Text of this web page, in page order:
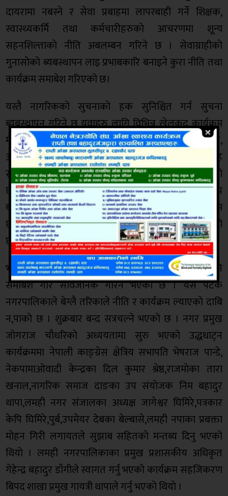
दायरामा नबस्ने र सेवा प्रबाहमा लापरबाही गर्ने शिक्षक,
स्वास्थ्यकर्मि तथा कर्मचारीहरुकाे आचरणमा शून्य
सहनशिल्ताकाे नीति अबलम्बन गरिने छ । सेवाग्राहीकाे
गुनासाेकाे ब्यबस्थापन लाइ प्रभाबकारि बनाइने कुरा नीति तथा
कार्यक्रम समाबेश गरिएको छ।
यस्तै नागरिकको सुचनाकाे हक सुनिश्चित गर्न सुचना
ब्यबस्थापन गरिने छ युवाहरु लागि विभिन्न खेलकुद कार्यक्रम
मार्फत प्रतिभा उजागर गरि संरक्षण गरिने छ । लाेपाेन्मुख,
अल्पसंख्यक र निमाकृत बालबालिकाहरु लागि स्नातक तह
सम्म पठनपाठन नि: सुल्क ब्यबस्थापन गरिने उल्लेख गरिएको
छ ।आर्थिक अबस्था कम्जोर भएका अपांग तथा असहाय
बालबालिकाहरु लाई उच्च प्राथमिक्ता दिदै कक्षा १२ सम्म
छात्रवृत्ति ब्यबस्था गरिने भएको कुरा नितिमा उल्लेख गरिएको
छ ।
भाेलि सम्म चल्ने नगरसभामा उठेका कुराहरु लागि पनि
समाबेश गरि सार्वजनिक गरिने भएको छ । यस पटक
नगरपालिकाले बेग्लै तरिकाले नीति र कार्यक्रम ल्याएकाे दाबि
न,पाकाे छ । शुक्रबार बन्द सत्रचल्ने भएको छ । नगर प्रमुख
जाेगराज चाैधरिकाे अध्ययतामा सुरु भएको उद्धधाट्न
कार्यक्रममा नेपाली काङ्ग्रेस क्षेत्रिय सभापति भेषराज पान्डे,
नेकपामाओवादी केन्द्रका दिल कुमार श्रेष्ठ,राजमाेका तारा
खनाल,नागरिक समाज दाङका उप संयाेजक निम बहादुर
थापा,लमही नगर संजालका अध्यक्ष जागेश्वर घिमिरे,पत्रकार
केपि घिमिरे,पुर्ब,उपमेयर देबका बेल्बासे,लमही नपाका प्रबक्ता
माेहन गिरी लगायतले सुझाब सहितकाे मन्तब्य दिनु भएको
थियाे । लमही नगरपालिकाका प्रमुख प्रशासकीय अधिकृत
गेहेन्द्र बहादुर डाँगीले स्वागत गर्नु भएको कार्यक्रम सहजिकरण
बिपद शाखा प्रमुख गायत्री थापाले गर्नु भएको थियाे ।